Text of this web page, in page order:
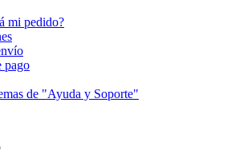
mi pedido?
pago
de "Ayuda y Soporte"